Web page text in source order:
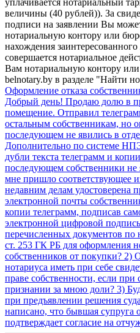
уплачивается нотариальный
величины (40 рублей)). За
подписи на заявлении Вы
нотариальную контору или
нахождения
совершается нотариальное
Вам нотариальную контору
belnotary.by в разделе "Найти
Оформление отказа
Добрый день! Продаю долю в
помещение. Отправил
остальным собственникам, но
последующем не явились в
Дополнительно по системе
дубли текста телеграмм и
последующем собственники не
мне пришло соответствующее
недавним делам удостоверена
электронной почты
копии телеграмм, подписав
электронной цифровой
перечисленных документов
ст. 253 ГК РБ для оформления
собственников от покупки? 2)
нотариуса иметь при себе
праве собственности, если при
признании за мною доли? 3)
при предъявлении решения
написано, что бывшая супруга
подтверждает согласие на